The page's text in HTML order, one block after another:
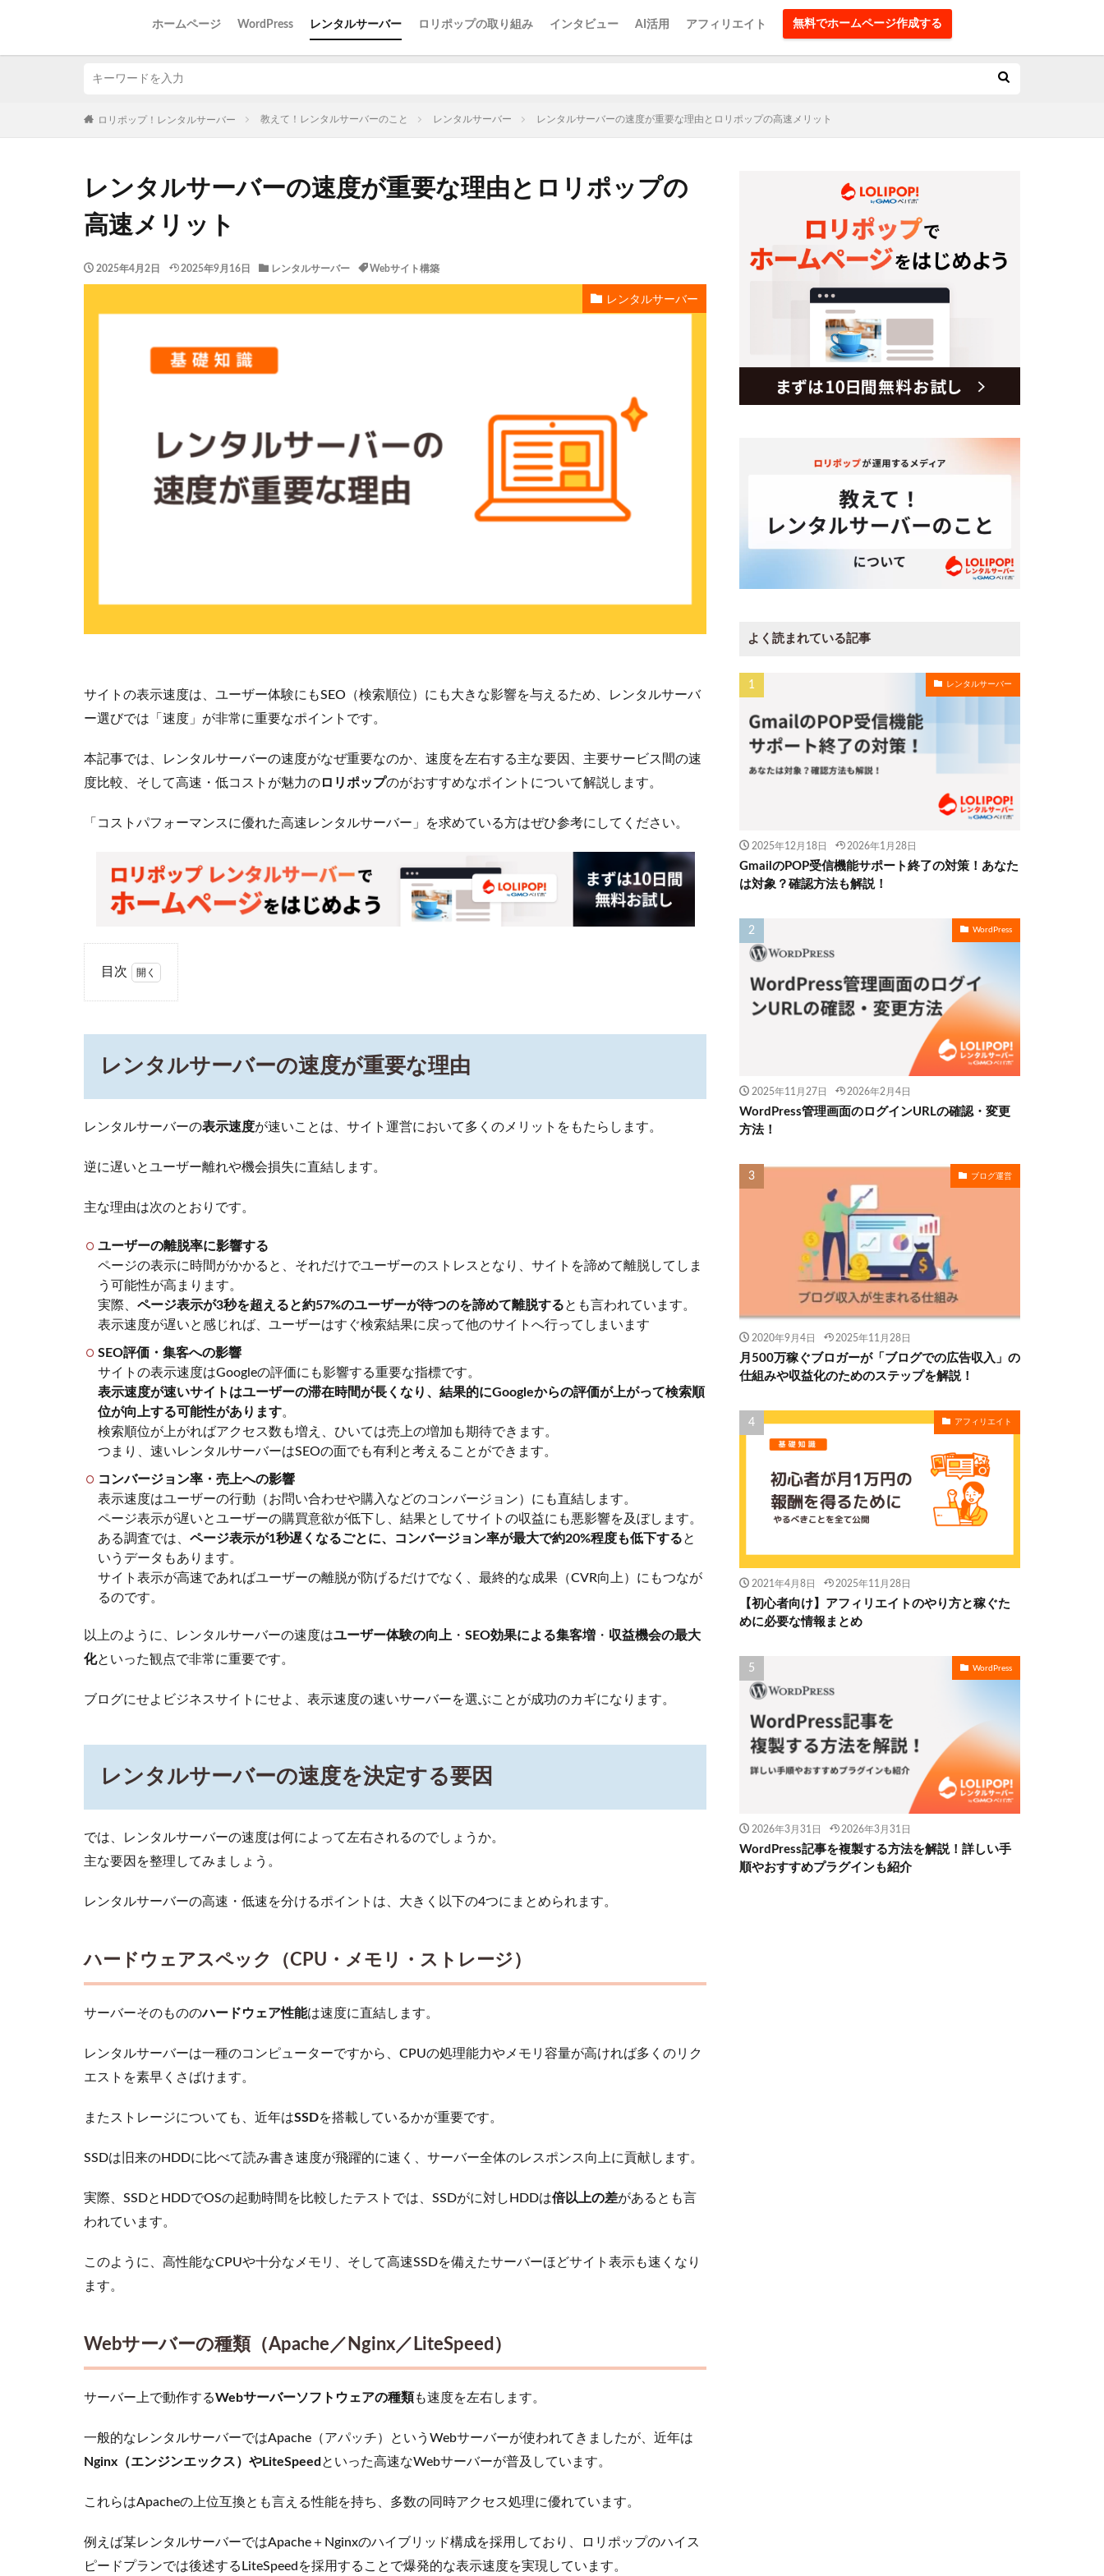
ホームページ WordPress レンタルサーバー ロリポップの取り組み インタビュー AI活用 アフィリエイト 無料でホームページ作成する
ロリポップ！レンタルサーバー 教えて！レンタルサーバーのこと レンタルサーバー レンタルサーバーの速度が重要な理由とロリポップの高速メリット
レンタルサーバーの速度が重要な理由とロリポップの
高速メリット
2025年4月2日 2025年9月16日 レンタルサーバー Webサイト構築
レンタルサーバー
サイトの表示速度は、ユーザー体験にもSEO（検索順位）にも大きな影響を与えるため、レンタルサーバ
ー選びでは「速度」が非常に重要なポイントです。
本記事では、レンタルサーバーの速度がなぜ重要なのか、速度を左右する主な要因、主要サービス間の速
度比較、そして高速・低コストが魅力のロリポップのがおすすめなポイントについて解説します。
「コストパフォーマンスに優れた高速レンタルサーバー」を求めている方はぜひ参考にしてください。
目次
ン
ル
ー
ー
速
が
要
由
2
ン
タ
ル
サ
ー
ー
の
速
度
決
定
す
る
因
2.1
ハ
ェアス
メモ
リ・ス
トレー
サーバーの
種類
／Nginx／
キャ
ッシ
能の
2.4
ネッ
ーク
（帯
域
デー
タセ
立
地）
ロ
リ
ポ
速
度
と
ス
レンタルサーバーの速度が重要な理由
レンタルサーバーの表示速度が速いことは、サイト運営において多くのメリットをもたらします。
逆に遅いとユーザー離れや機会損失に直結します。
主な理由は次のとおりです。
ユーザーの離脱率に影響する
ページの表示に時間がかかると、それだけでユーザーのストレスとなり、サイトを諦めて離脱してしま
う可能性が高まります。
実際、 ページ表示が3秒を超えると約57%のユーザーが待つのを諦めて離脱するとも言われています。
表示速度が遅いと感じれば、ユーザーはすぐ検索結果に戻って他のサイトへ行ってしまいます
SEO評価・集客への影響
サイトの表示速度はGoogleの評価にも影響する重要な指標です。
表示速度が速いサイトはユーザーの滞在時間が長くなり、結果的にGoogleからの評価が上がって検索順
位が向上する可能性があります​。
検索順位が上がればアクセス数も増え、ひいては売上の増加も期待できます。
つまり、速いレンタルサーバーはSEOの面でも有利と考えることができます。
コンバージョン率・売上への影響
表示速度はユーザーの行動（お問い合わせや購入などのコンバージョン）にも直結します。
ページ表示が遅いとユーザーの購買意欲が低下し、結果としてサイトの収益にも悪影響を及ぼします。
ある調査では、 ページ表示が1秒遅くなるごとに、コンバージョン率が最大で約20%程度も低下すると
いうデータもあります。
サイト表示が高速であればユーザーの離脱が防げるだけでなく、最終的な成果（CVR向上）にもつなが
るのです。
以上のように、レンタルサーバーの速度はユーザー体験の向上 ・ SEO効果による集客増 ・ 収益機会の最大
化といった観点で非常に重要です。
ブログにせよビジネスサイトにせよ、表示速度の速いサーバーを選ぶことが成功のカギになります。
レンタルサーバーの速度を決定する要因
では、レンタルサーバーの速度は何によって左右されるのでしょうか。
主な要因を整理してみましょう。
レンタルサーバーの高速・低速を分けるポイントは、大きく以下の4つにまとめられます​。
ハードウェアスペック（CPU・メモリ・ストレージ）
サーバーそのもののハードウェア性能は速度に直結します。
レンタルサーバーは一種のコンピューターですから、CPUの処理能力やメモリ容量が高ければ多くのリク
エストを素早くさばけます。
またストレージについても、近年はSSDを搭載しているかが重要です。
SSDは旧来のHDDに比べて読み書き速度が飛躍的に速く、サーバー全体のレスポンス向上に貢献します。
実際、SSDとHDDでOSの起動時間を比較したテストでは、SSDがに対しHDDは倍以上の差があるとも言
われています。
このように、高性能なCPUや十分なメモリ、そして高速SSDを備えたサーバーほどサイト表示も速くなり
ます。
Webサーバーの種類（Apache／Nginx／LiteSpeed）
サーバー上で動作するWebサーバーソフトウェアの種類 も速度を左右します。
一般的なレンタルサーバーではApache（アパッチ）というWebサーバーが使われてきましたが、近年は
Nginx（エンジンエックス）やLiteSpeed といった高速なWebサーバーが普及しています。
これらはApacheの上位互換とも言える性能を持ち、多数の同時アクセス処理に優れています​。
例えば某レンタルサーバーではApache＋Nginxのハイブリッド構成を採用しており、ロリポップのハイス
ピードプランでは後述するLiteSpeedを採用することで爆発的な表示速度を実現しています。
よく読まれている記事
レンタルサーバー
2025年12月18日 2026年1月28日
GmailのPOP受信機能サポート終了の対策！あなた
は対象？確認方法も解説！
WordPress
2025年11月27日 2026年2月4日
WordPress管理画面のログインURLの確認・変更
方法！
ブログ運営
2020年9月4日 2025年11月28日
月500万稼ぐブロガーが「ブログでの広告収入」の
仕組みや収益化のためのステップを解説！
アフィリエイト
2021年4月8日 2025年11月28日
【初心者向け】アフィリエイトのやり方と稼ぐた
めに必要な情報まとめ
WordPress
2026年3月31日 2026年3月31日
WordPress記事を複製する方法を解説！詳しい手
順やおすすめプラグインも紹介